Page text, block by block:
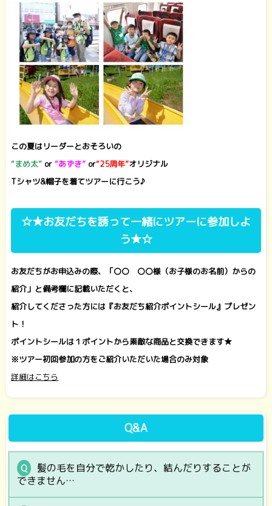
この夏はリーダーとおそろいの
“まめ太” or“あずき” or“25周年”オリジナル
Tシャツ&帽子を着てツアーに行こう♪
☆★お友だちを誘って一緒にツアーに参加しよ
う★☆
お友だちがお申込みの際、「〇〇 〇〇様（お子様のお名前）からの
紹介」と備考欄に記載いただくと、
紹介してくださった方には『お友だち紹介ポイントシール』プレゼン
ト！
ポイントシールは１ポイントから素敵な商品と交換できます★
※ツアー初回参加の方をご紹介いただいた場合のみ対象
詳細はこちら
Q&A
髪の毛を自分で乾かしたり、結んだりすることが
できません…